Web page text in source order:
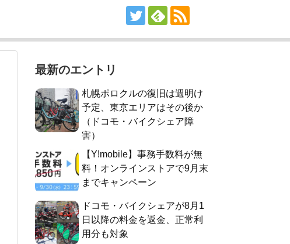
最新のエントリ
札幌ポロクルの復旧は週明け
予定、東京エリアはその後か
（ドコモ・バイクシェア障
害）
【Y!mobile】事務手数料が無
料！オンラインストアで9月末
までキャンペーン
ドコモ・バイクシェアが8月1
日以降の料金を返金、正常利
用分も対象